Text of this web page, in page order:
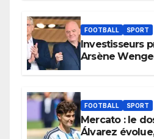
FOOTBALL SPORT
Investisseurs
Arsène
FOOTBALL SPORT
Mercato : le
Álvarez